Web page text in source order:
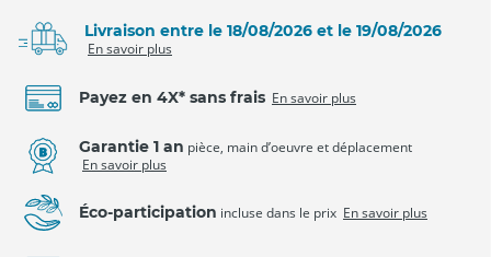
Livraison entre le 18/08/2026 et le 19/08/2026
En savoir plus
Payez en 4X* sans frais En savoir plus
Garantie 1 an pièce, main d’oeuvre et déplacement
En savoir plus
Éco-participation incluse dans le prix En savoir plus